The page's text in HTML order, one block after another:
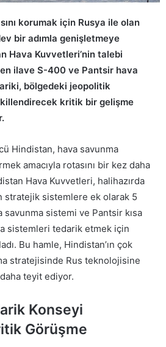
korumak için Rusya ile olan
bir adımla genişletmeye
Hava Kuvvetleri’nin talebi
ilave S-400 ve Pantsir hava
bölgedeki jeopolitik
kritik bir gelişme
Hindistan, hava savunma
amacıyla rotasını bir kez daha
Hava Kuvvetleri, halihazırda
stratejik sistemlere ek olarak 5
sistemi ve Pantsir kısa
sistemleri tedarik etmek için
Bu hamle, Hindistan’ın çok
stratejisinde Rus teknolojisine
teyit ediyor.
Konseyi
Görüşme